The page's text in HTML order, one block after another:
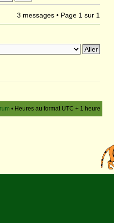
3 messages • Page 1 sur 1
• Heures au format UTC + 1 heure